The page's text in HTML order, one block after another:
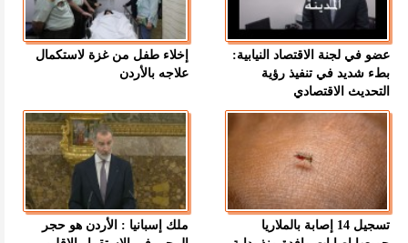
عضو في لجنة الاقتصاد النيابية:
بطء شديد في تنفيذ رؤية
التحديث الاقتصادي
إخلاء طفل من غزة لاستكمال
علاجه بالأردن
تسجيل 14 إصابة بالملاريا
ملك إسبانيا : الأردن هو حجر